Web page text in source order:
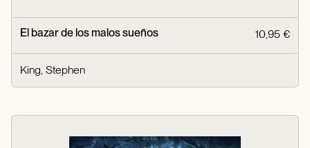
El bazar de los malos sueños 10,95 €
King, Stephen